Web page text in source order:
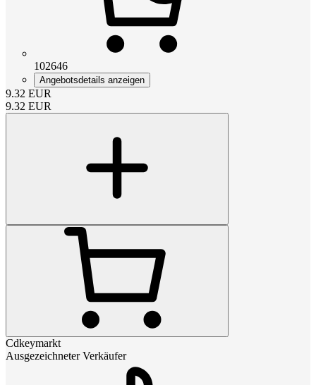
102646
Angebotsdetails anzeigen
9.32 EUR
9.32 EUR
Cdkeymarkt
Ausgezeichneter Verkäufer